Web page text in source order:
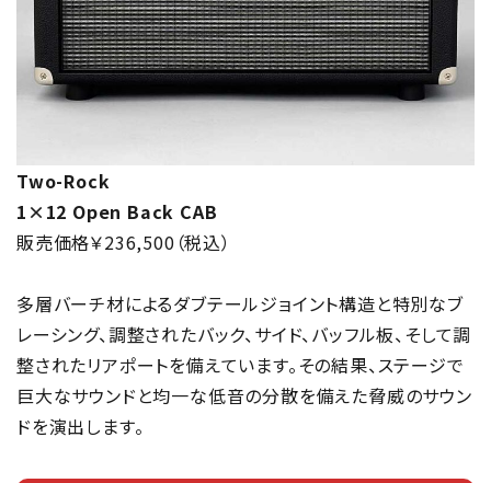
Two-Rock
1×12 Open Back CAB
販売価格￥236,500（税込）
多層バーチ材によるダブテールジョイント構造と特別なブ
レーシング、調整されたバック、サイド、バッフル板、そして調
整されたリアポートを備えています。その結果、ステージで
巨大なサウンドと均一な低音の分散を備えた脅威のサウン
ドを演出します。